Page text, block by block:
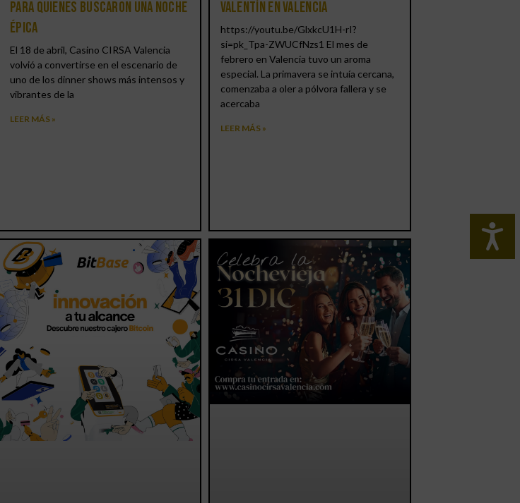
para quienes buscaron una noche
épica
El 18 de abril, Casino CIRSA Valencia
volvió a convertirse en el escenario de
uno de los dinner shows más intensos y
vibrantes de la
LEER MÁS »
Valentín en Valencia
https://youtu.be/GlxkcU1H-rI?
si=pk_Tpa-ZWUCfNzs1 El mes de
febrero en Valencia tuvo un aroma
especial. La primavera se intuía cercana,
comenzaba a oler a pólvora fallera y se
acercaba
LEER MÁS »